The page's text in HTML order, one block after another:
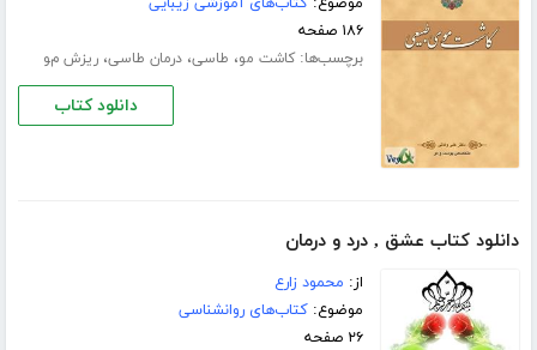
۱۸۶ صفحه
برچسب‌ها:کاشت مو، طاسی،درمان طاسی،ریزش مو
دانلود کتاب
دانلود کتاب عشق , درد و درمان
از: محمود زارع
موضوع:کتاب‌های روانشناسی
۲۶ صفحه